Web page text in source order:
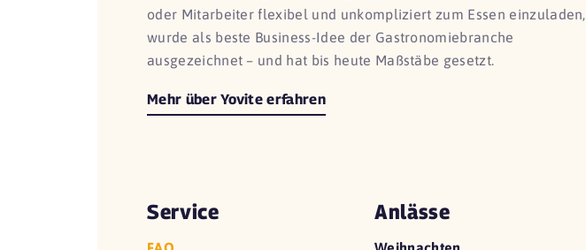
oder Mitarbeiter flexibel und unkompliziert zum Essen einzuladen,
wurde als beste Business-Idee der Gastronomiebranche
ausgezeichnet – und hat bis heute Maßstäbe gesetzt.
Mehr über Yovite erfahren
Service Anlässe